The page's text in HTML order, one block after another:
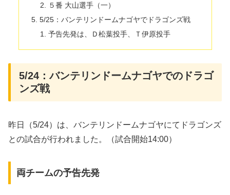
５番 大山選手（一）
5/25：バンテリンドームナゴヤでドラゴンズ戦
予告先発は、Ｄ松葉投手、Ｔ伊原投手
5/24：バンテリンドームナゴヤでのドラゴ
ンズ戦
昨日（5/24）は、バンテリンドームナゴヤにてドラゴンズ
との試合が行われました。（試合開始14:00）
両チームの予告先発